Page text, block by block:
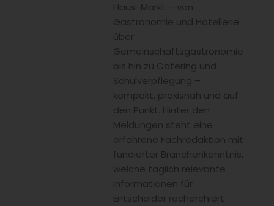
Haus-Markt – von
Gastronomie und Hotellerie
über
Gemeinschaftsgastronomie
bis hin zu Catering und
Schulverpflegung –
kompakt, praxisnah und auf
den Punkt. Hinter den
Meldungen steht eine
erfahrene Fachredaktion mit
fundierter Branchenkenntnis,
welche täglich relevante
Informationen für
Entscheider recherchiert